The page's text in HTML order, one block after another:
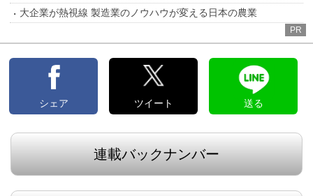
大企業が熱視線 製造業のノウハウが変える日本の農業
PR
シェア ツイート 送る
連載バックナンバー